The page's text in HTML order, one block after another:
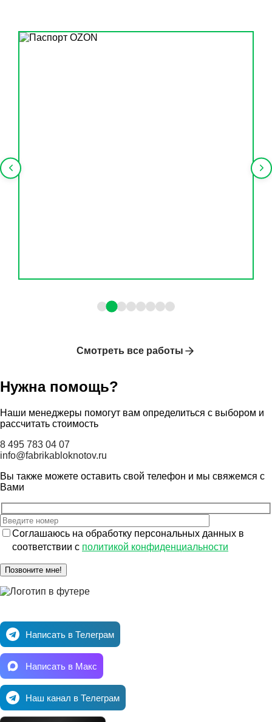
Смотреть все работы
Нужна помощь?
Наши менеджеры помогут вам определиться с выбором и
рассчитать стоимость
8 495 783 04 07
info@fabrikabloknotov.ru
Вы также можете оставить свой телефон и мы свяжемся с
Вами
Соглашаюсь на обработку персональных данных в
соответствии с политикой конфиденциальности
Позвоните мне!
Написать в Телеграм
Написать в Макс
Наш канал в Телеграм